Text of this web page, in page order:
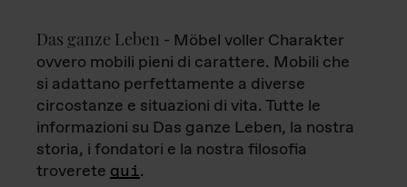
Das ganze Leben - Möbel voller Charakter
ovvero mobili pieni di carattere. Mobili che
si adattano perfettamente a diverse
circostanze e situazioni di vita. Tutte le
informazioni su Das ganze Leben, la nostra
storia, i fondatori e la nostra filosofia
troverete qui.